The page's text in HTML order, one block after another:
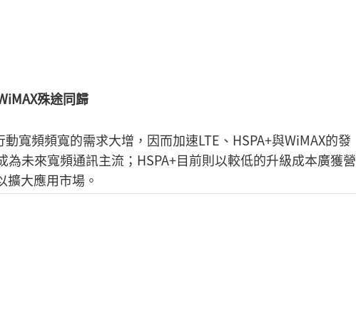
殊途同歸
寬頻頻寬的需求大增，因而加速LTE、HSPA+與WiMAX的發
為未來寬頻通訊主流；HSPA+目前則以較低的升級成本廣獲營
擴大應用市場。